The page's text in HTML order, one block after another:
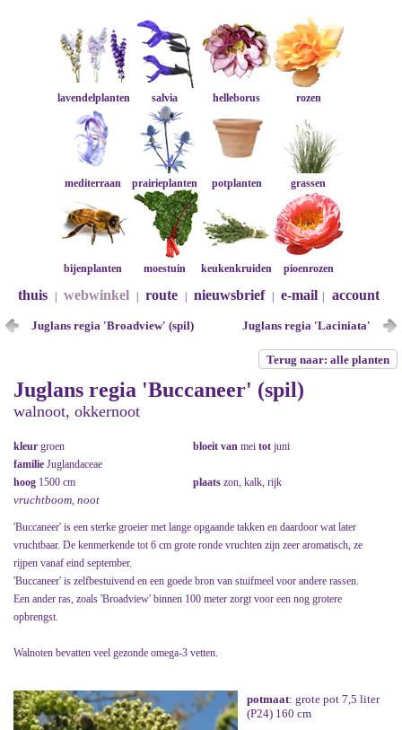
lavendelplanten salvia helleborus rozen
mediterraan prairieplanten potplanten grassen
bijenplanten moestuin keukenkruiden pioenrozen
thuis webwinkel route nieuwsbrief e-mail account
Juglans regia 'Broadview' (spil) Juglans regia 'Laciniata'
Terug naar: alle planten
Juglans regia 'Buccaneer' (spil)
walnoot, okkernoot
kleur groen bloeit van mei tot juni
familie Juglandaceae
hoog 1500 cm plaats zon, kalk, rijk
vruchtboom, noot
'Buccaneer' is een sterke groeier met lange opgaande takken en daardoor wat later
vruchtbaar. De kenmerkende tot 6 cm grote ronde vruchten zijn zeer aromatisch, ze
rijpen vanaf eind september.
'Buccaneer' is zelfbestuivend en een goede bron van stuifmeel voor andere rassen.
Een ander ras, zoals 'Broadview' binnen 100 meter zorgt voor een nog grotere
opbrengst.
Walnoten bevatten veel gezonde omega-3 vetten.
potmaat: grote pot 7,5 liter
(P24) 160 cm